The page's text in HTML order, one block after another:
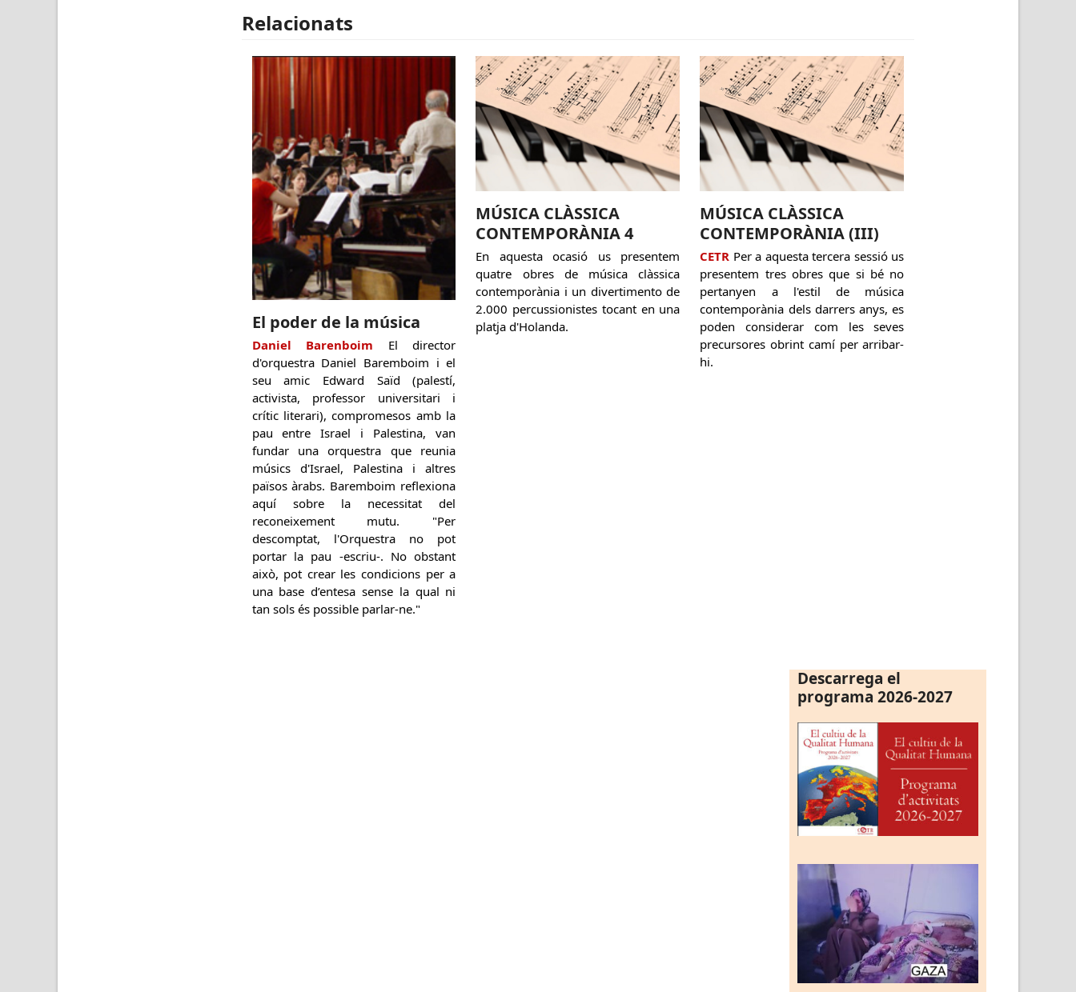
Relacionats
El poder de la música
Daniel Barenboim El director
d'orquestra Daniel Baremboim i el
seu amic Edward Saïd (palestí,
activista, professor universitari i
crític literari), compromesos amb la
pau entre Israel i Palestina, van
fundar una orquestra que reunia
músics d'Israel, Palestina i altres
països àrabs. Baremboim reflexiona
aquí sobre la necessitat del
reconeixement mutu. "Per
descomptat, l'Orquestra no pot
portar la pau -escriu-. No obstant
això, pot crear les condicions per a
una base d’entesa sense la qual ni
tan sols és possible parlar-ne."
MÚSICA CLÀSSICA
CONTEMPORÀNIA 4
En aquesta ocasió us presentem
quatre obres de música clàssica
contemporània i un divertimento de
2.000 percussionistes tocant en una
platja d'Holanda.
MÚSICA CLÀSSICA
CONTEMPORÀNIA (III)
CETR Per a aquesta tercera sessió us
presentem tres obres que si bé no
pertanyen a l'estil de música
contemporània dels darrers anys, es
poden considerar com les seves
precursores obrint camí per arribar-
hi.
Descarrega el
programa 2026-2027